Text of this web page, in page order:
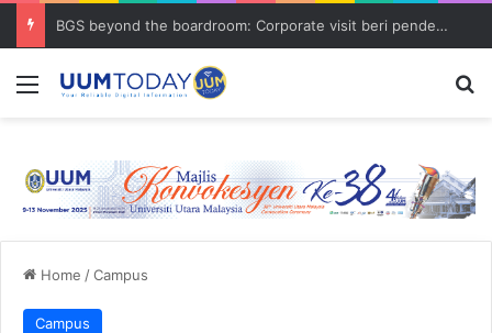
BGS beyond the boardroom: Corporate visit beri pendedahan dunia korporat kepada PELAJAR UUM
Menu
Home /Campus
Campus